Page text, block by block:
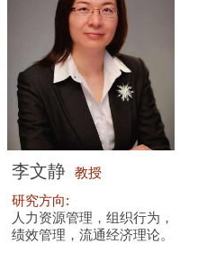
李文静
教授
研究方向:
人力资源管理，组织行为，
绩效管理，流通经济理论。